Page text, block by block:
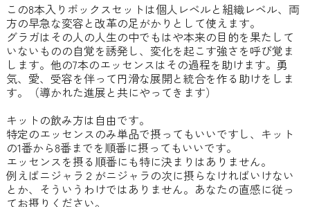
この8本入りボックスセットは個人レベルと組織レベル、両
方の早急な変容と改革の足がかりとして使えます。
グラガはその人の人生の中でもはや本来の目的を果たして
いないものの自覚を誘発し、変化を起こす強さを呼び覚ま
します。他の7本のエッセンスはその過程を助けます。勇
気、愛、受容を伴って円滑な展開と統合を作る助けをしま
す。（導かれた進展と共にやってきます）
キットの飲み方は自由です。
特定のエッセンスのみ単品で摂ってもいいですし、キット
の1番から8番までを順番に摂ってもいいです。
エッセンスを摂る順番にも特に決まりはありません。
例えばニジャラ２がニジャラの次に摂らなければいけない
とか、そういうわけではありません。あなたの直感に従っ
てお摂りください。